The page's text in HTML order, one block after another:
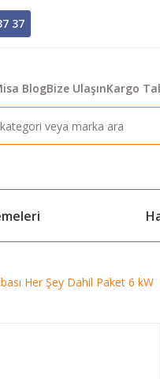
37
BlogBize UlaşınKargo
Her Şey Dahil Paket 6 kW